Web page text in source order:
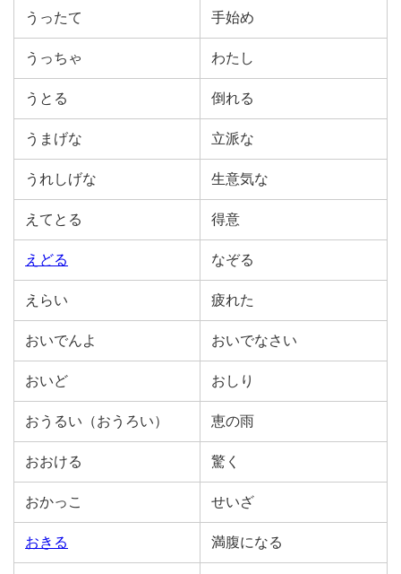
うったて 手始め
うっちゃ わたし
うとる 倒れる
うまげな 立派な
うれしげな 生意気な
えてとる 得意
えどる なぞる
えらい 疲れた
おいでんよ おいでなさい
おいど おしり
おうるい（おうろい） 恵の雨
おおける 驚く
おかっこ せいざ
おきる 満腹になる